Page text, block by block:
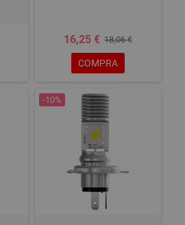
16,25 € 18,06 €
COMPRA
-10%